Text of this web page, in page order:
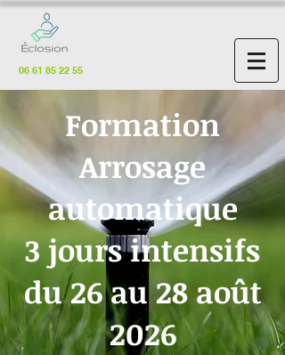
06 61 85 22 55
Formation
Arrosage
automatique
3 jours intensifs
du 26 au 28 août
2026